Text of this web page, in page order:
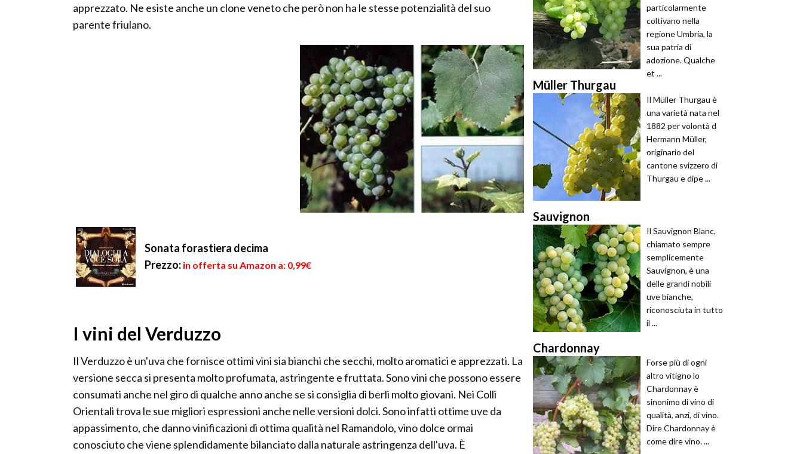
apprezzato. Ne esiste anche un clone veneto che però non ha le stesse potenzialità del suo
parente friulano.
Sonata forastiera decima
Prezzo: in offerta su Amazon a: 0,99€
I vini del Verduzzo
Il Verduzzo è un'uva che fornisce ottimi vini sia bianchi che secchi, molto aromatici e apprezzati. La
versione secca si presenta molto profumata, astringente e fruttata. Sono vini che possono essere
consumati anche nel giro di qualche anno anche se si consiglia di berli molto giovani. Nei Colli
Orientali trova le sue migliori espressioni anche nelle versioni dolci. Sono infatti ottime uve da
appassimento, che danno vinificazioni di ottima qualità nel Ramandolo, vino dolce ormai
conosciuto che viene splendidamente bilanciato dalla naturale astringenza dell'uva. È
particolarmente
coltivano nella
regione Umbria, la
sua patria di
adozione. Qualche
et ...
Müller Thurgau
Il Müller Thurgau è
una varietà nata nel
1882 per volontà d
Hermann Müller,
originario del
cantone svizzero di
Thurgau e dipe ...
Sauvignon
Il Sauvignon Blanc,
chiamato sempre
semplicemente
Sauvignon, è una
delle grandi nobili
uve bianche,
riconosciuta in tutto
il ...
Chardonnay
Forse più di ogni
altro vitigno lo
Chardonnay è
sinonimo di vino di
qualità, anzi, di vino.
Dire Chardonnay è
come dire vino. ...